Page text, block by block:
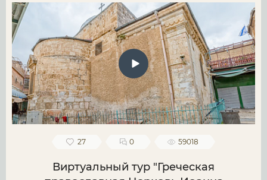
27 0 59018
Виртуальный тур "Греческая